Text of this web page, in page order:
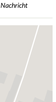
Nachricht